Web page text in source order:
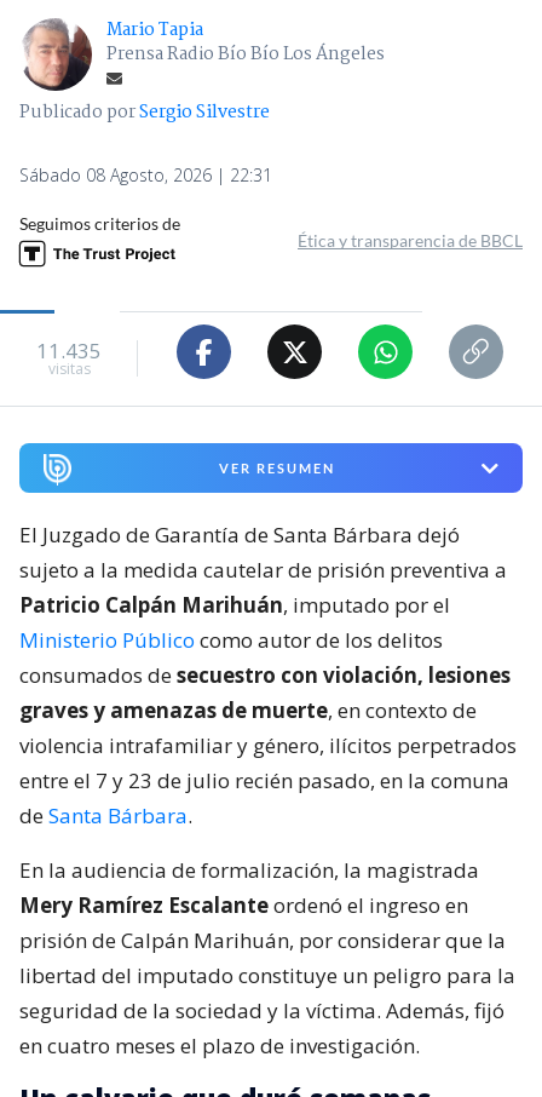
Mario Tapia
Prensa Radio Bío Bío Los Ángeles
Publicado porSergio Silvestre
Sábado 08 Agosto, 2026 | 22:31
Seguimos criterios de
Ética y transparencia de BBCL
11.435
visitas
VER RESUMEN
El Juzgado de Garantía de Santa Bárbara dejó
sujeto a la medida cautelar de prisión preventiva a
Patricio Calpán Marihuán, imputado por el
Ministerio Público como autor de los delitos
consumados desecuestro con violación, lesiones
graves y amenazas de muerte, en contexto de
violencia intrafamiliar y género, ilícitos perpetrados
entre el 7 y 23 de julio recién pasado, en la comuna
deSanta Bárbara.
En la audiencia de formalización, la magistrada
Mery Ramírez Escalanteordenó el ingreso en
prisión de Calpán Marihuán, por considerar que la
libertad del imputado constituye un peligro para la
seguridad de la sociedad y la víctima. Además, fijó
en cuatro meses el plazo de investigación.